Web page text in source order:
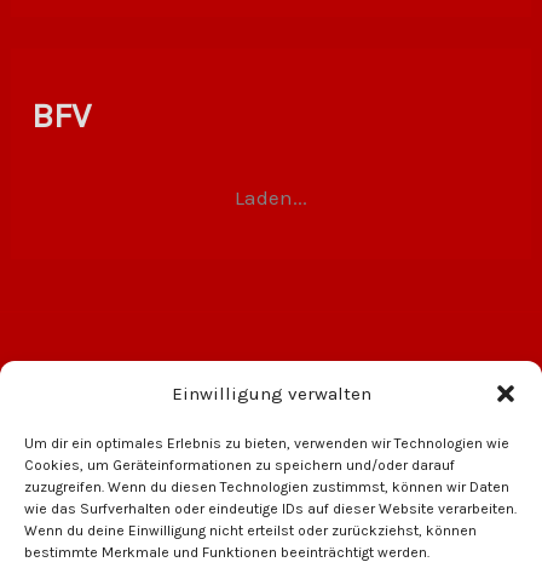
Einwilligung verwalten
Um dir ein optimales Erlebnis zu bieten, verwenden wir Technologien wie
Cookies, um Geräteinformationen zu speichern und/oder darauf
zuzugreifen. Wenn du diesen Technologien zustimmst, können wir Daten
wie das Surfverhalten oder eindeutige IDs auf dieser Website verarbeiten.
Wenn du deine Einwilligung nicht erteilst oder zurückziehst, können
bestimmte Merkmale und Funktionen beeinträchtigt werden.
BFV
Laden...